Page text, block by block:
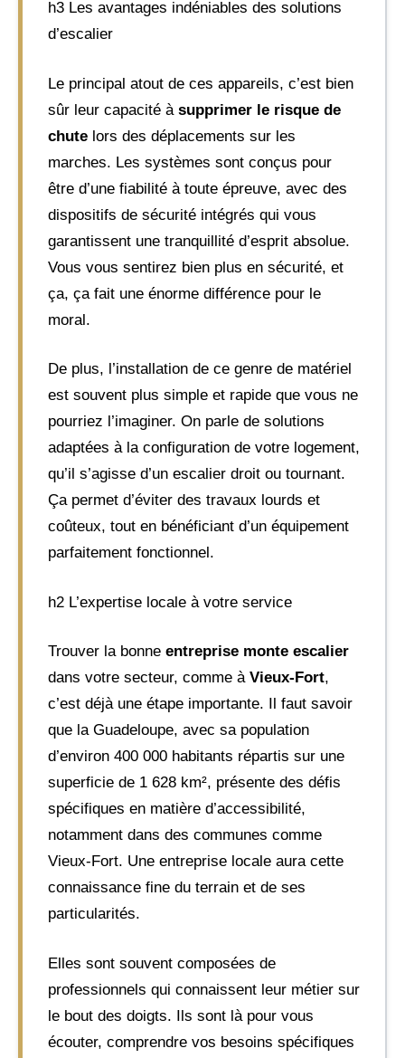
h3 Les avantages indéniables des solutions
d’escalier
Le principal atout de ces appareils, c’est bien
sûr leur capacité à supprimer le risque de
chute lors des déplacements sur les
marches. Les systèmes sont conçus pour
être d’une fiabilité à toute épreuve, avec des
dispositifs de sécurité intégrés qui vous
garantissent une tranquillité d’esprit absolue.
Vous vous sentirez bien plus en sécurité, et
ça, ça fait une énorme différence pour le
moral.
De plus, l’installation de ce genre de matériel
est souvent plus simple et rapide que vous ne
pourriez l’imaginer. On parle de solutions
adaptées à la configuration de votre logement,
qu’il s’agisse d’un escalier droit ou tournant.
Ça permet d’éviter des travaux lourds et
coûteux, tout en bénéficiant d’un équipement
parfaitement fonctionnel.
h2 L’expertise locale à votre service
Trouver la bonne entreprise monte escalier
dans votre secteur, comme à Vieux-Fort,
c’est déjà une étape importante. Il faut savoir
que la Guadeloupe, avec sa population
d’environ 400 000 habitants répartis sur une
superficie de 1 628 km², présente des défis
spécifiques en matière d’accessibilité,
notamment dans des communes comme
Vieux-Fort. Une entreprise locale aura cette
connaissance fine du terrain et de ses
particularités.
Elles sont souvent composées de
professionnels qui connaissent leur métier sur
le bout des doigts. Ils sont là pour vous
écouter, comprendre vos besoins spécifiques